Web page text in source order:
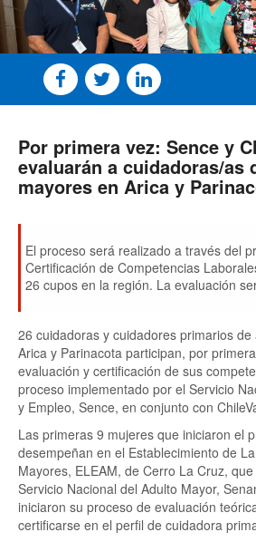
Por primera vez: Sence y
evaluarán a cuidadoras/as
mayores en Arica y
El proceso será realizado a través del
Certificación de Competencias
26 cupos en la región. La evaluación
26 cuidadoras y cuidadores primarios
Arica y Parinacota participan, por
evaluación y certificación de sus
proceso implementado por el Servicio
y Empleo, Sence, en conjunto con
Las primeras 9 mujeres que iniciaron el
desempeñan en el Establecimiento de
Mayores, ELEAM, de Cerro La Cruz,
Servicio Nacional del Adulto Mayor,
iniciaron su proceso de evaluación
certificarse en el perfil de cuidadora